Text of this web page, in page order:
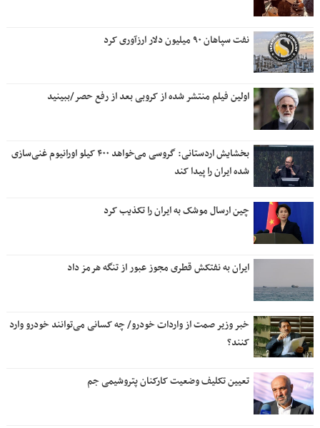
نفت سپاهان ۹۰ میلیون دلار ارزآوری کرد
اولین فیلم منتشر شده از کروبی بعد از رفع حصر/ببینید
بخشایش اردستانی: گروسی می‌خواهد ۴۰۰ کیلو اورانیوم غنی‌سازی
شده ایران را پیدا کند
چین ارسال موشک به ایران را تکذیب کرد
ایران به نفتکش قطری مجوز عبور از تنگه هرمز داد
خبر وزیر صمت از واردات خودرو/ چه کسانی می‌توانند خودرو وارد
کنند؟
تعیین تکلیف وضعیت کارکنان پتروشیمی جم